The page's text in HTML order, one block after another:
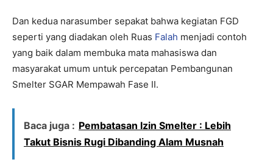
Dan kedua narasumber sepakat bahwa kegiatan FGD
seperti yang diadakan oleh Ruas Falah menjadi contoh
yang baik dalam membuka mata mahasiswa dan
masyarakat umum untuk percepatan Pembangunan
Smelter SGAR Mempawah Fase II.
Baca juga : Pembatasan Izin Smelter : Lebih
Takut Bisnis Rugi Dibanding Alam Musnah